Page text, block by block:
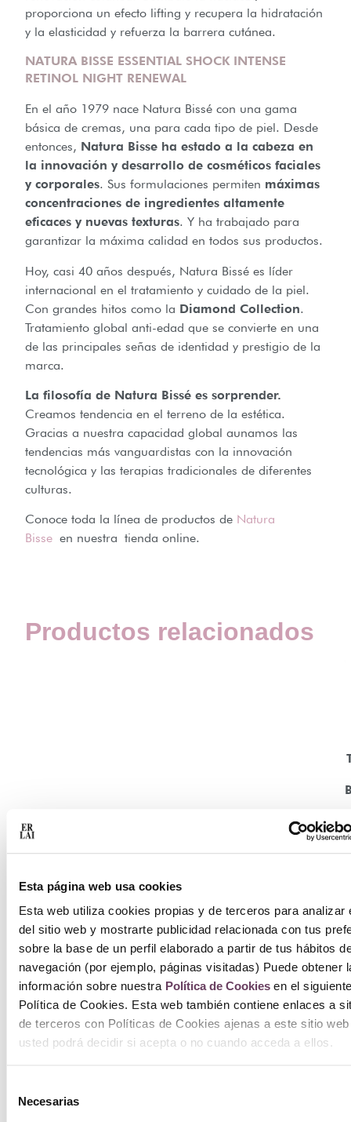
Esta página web usa cookies
Esta web utiliza cookies propias y de terceros para analizar
del sitio web y mostrarte publicidad relacionada con tus
sobre la base de un perfil elaborado a partir de tus hábitos
navegación (por ejemplo, páginas visitadas) Puede obtener
información sobre nuestra Política de Cookiesen el
Política de Cookies. Esta web también contiene enlaces a
de terceros con Políticas de Cookies ajenas a este sitio web
usted podrá decidir si acepta o no cuando acceda a ellos.
Necesarias
proporciona un efecto lifting y recupera la hidratación
y la elasticidad y refuerza la barrera cutánea.
NATURA BISSE ESSENTIAL SHOCK INTENSE
RETINOL NIGHT RENEWAL
En el año 1979 nace Natura Bissé con una gama
básica de cremas, una para cada tipo de piel. Desde
entonces, Natura Bisse ha estado a la cabeza en
la innovación y desarrollo de cosméticos faciales
y corporales. Sus formulaciones permiten máximas
concentraciones de ingredientes altamente
eficaces y nuevas texturas. Y ha trabajado para
garantizar la máxima calidad en todos sus productos.
Hoy, casi 40 años después, Natura Bissé es líder
internacional en el tratamiento y cuidado de la piel.
Con grandes hitos como la Diamond Collection.
Tratamiento global anti-edad que se convierte en una
de las principales señas de identidad y prestigio de la
marca.
La filosofía de Natura Bissé es sorprender.
Creamos tendencia en el terreno de la estética.
Gracias a nuestra capacidad global aunamos las
tendencias más vanguardistas con la innovación
tecnológica y las terapias tradicionales de diferentes
culturas.
Conoce toda la línea de productos de Natura
Bisse en nuestra tienda online.
Productos relacionados